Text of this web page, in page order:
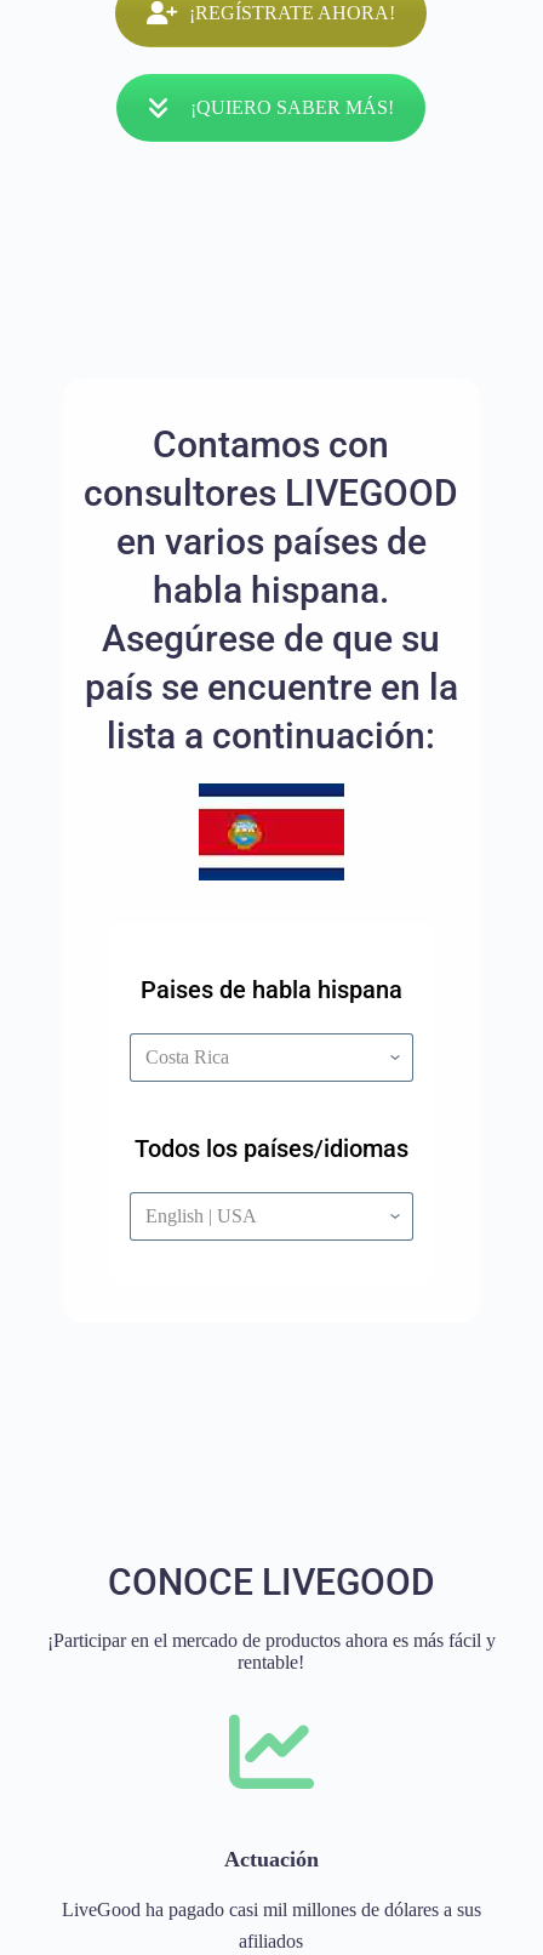
¡REGÍSTRATE AHORA!
¡QUIERO SABER MÁS!
Contamos con
consultores LIVEGOOD
en varios países de
habla hispana.
Asegúrese de que su
país se encuentre en la
lista a continuación:
Paises de habla hispana
Todos los países/idiomas
CONOCE LIVEGOOD
¡Participar en el mercado de productos ahora es más fácil y
rentable!
Actuación
LiveGood ha pagado casi mil millones de dólares a sus
afiliados